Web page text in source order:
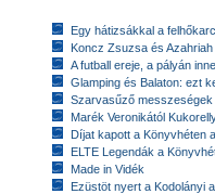
Egy hátizsákkal a
Koncz Zsuzsa és
A futball ereje, a pályán
Glamping és Balaton: ezt
Szarvasűző messzeségek
Marék Veronikától
Díjat kapott a Könyvhéten
ELTE Legendák a
Made in Vidék
Ezüstöt nyert a Kodolányi